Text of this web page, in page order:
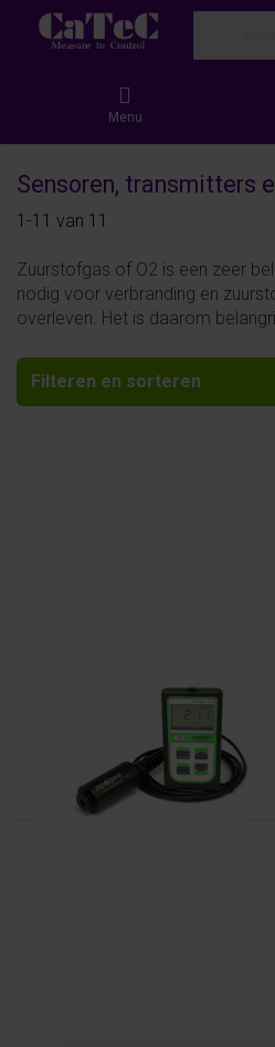
Menu
Sensoren, transmitters
Search results:
1-11 van 11
Zuurstofgas of O2 is een zeer
nodig voor verbranding en
overleven. Het is daarom
Filteren en sorteren